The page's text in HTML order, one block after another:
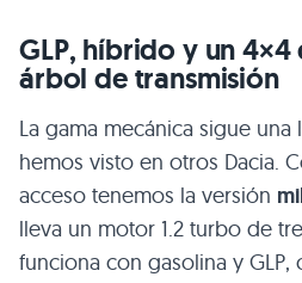
GLP, híbrido y un 4×4
árbol de transmisión
La gama mecánica sigue
hemos visto en otros Dacia.
acceso tenemos la versión
lleva un motor 1.2 turbo de
funciona con gasolina y